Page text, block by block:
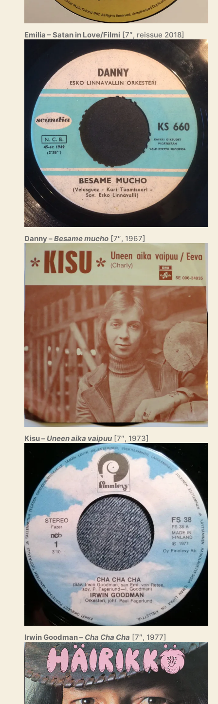
Emilia – Satan in Love/Filmi [7″, reissue 2018]
Danny –Besame mucho [7″, 1967]
Kisu – Uneen aika vaipuu [7″, 1973]
Irwin Goodman – Cha Cha Cha [7″, 1977]